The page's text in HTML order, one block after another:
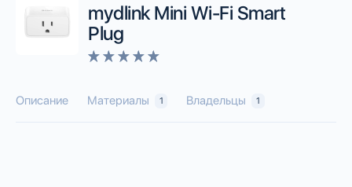
mydlink Mini Wi-Fi Smart
Plug
Описание Материалы 1 Владельцы 1